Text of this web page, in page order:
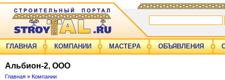
ГЛАВНАЯ КОМПАНИИ МАСТЕРА ОБЪЯВЛЕНИЯ
Альбион-2, ООО
Главная » Компании